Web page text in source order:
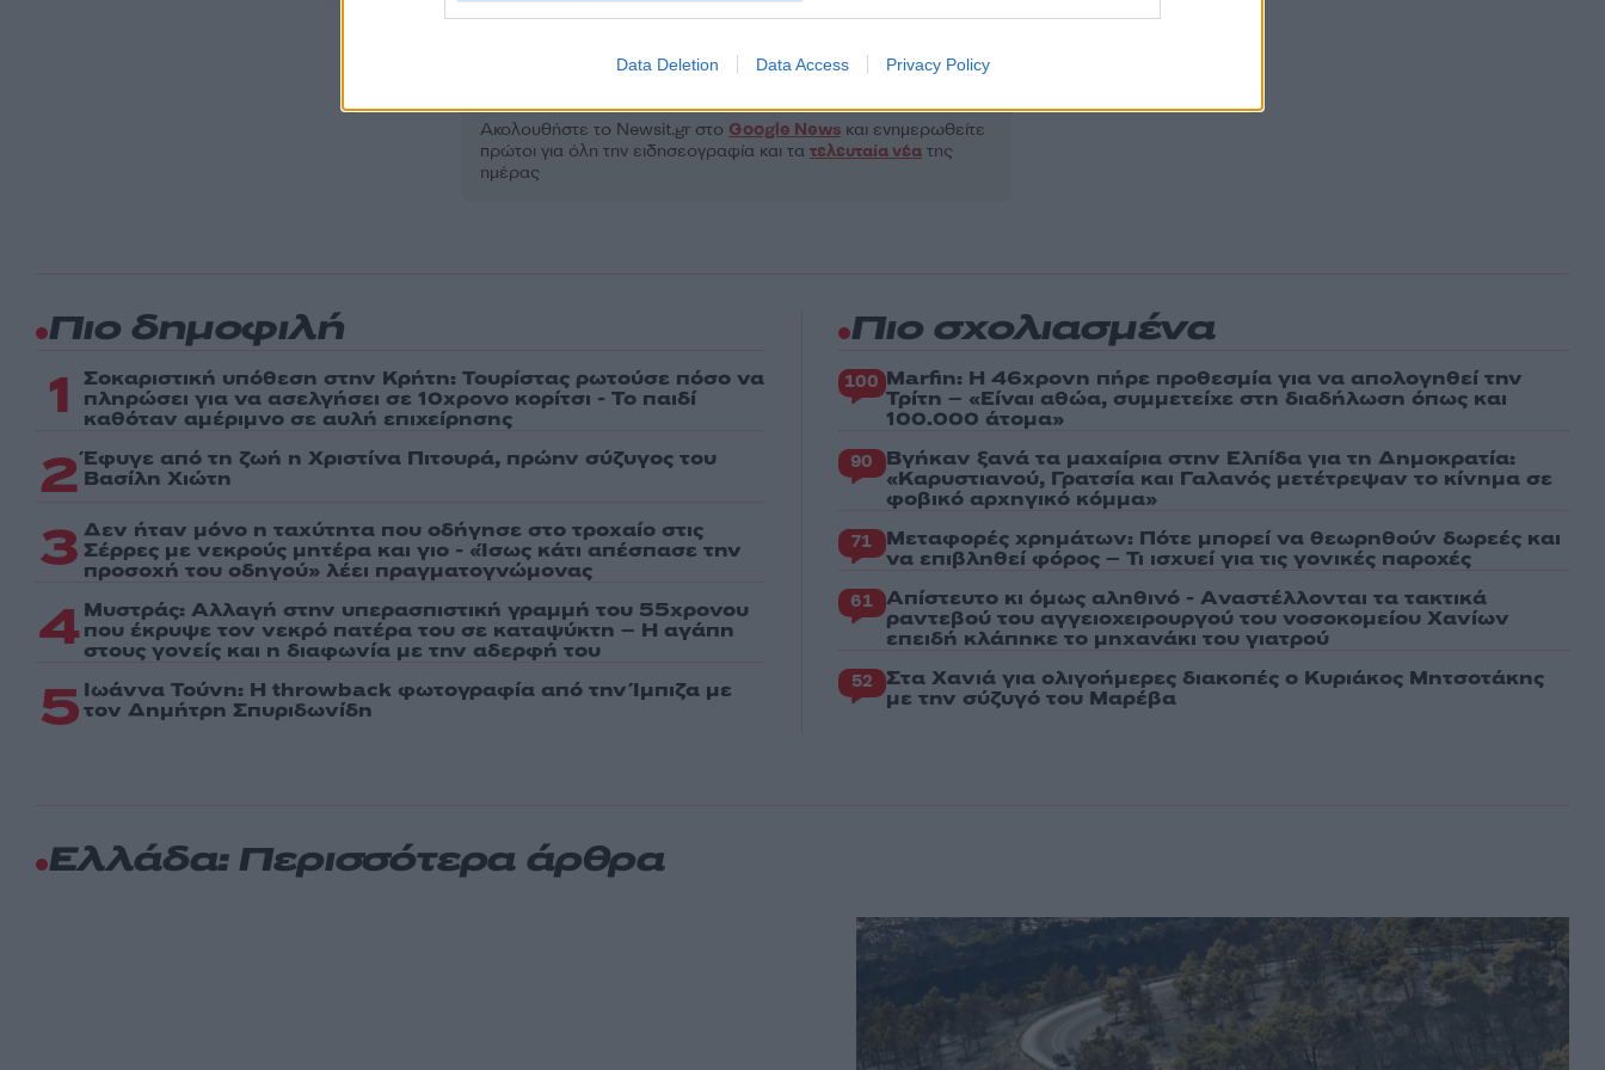
Data Deletion Data Access Privacy Policy
ΕΞΑΦΑΝΙΣΗ
ΠΑΤΗΣΙΑ ΧΑΜΟΓΕΛΟ ΤΟΥ ΠΑΙΔΙΟΥ
Share:
Ακολουθήστε το Νewsit.gr στο Google Newsκαι ενημερωθείτε
πρώτοι για όλη την ειδησεογραφία και τα τελευταία νέατης
ημέρας
Πιο δημοφιλή
1 Σοκαριστική υπόθεση στην Κρήτη: Τουρίστας ρωτούσε πόσο να
πληρώσει για να ασελγήσει σε 10χρονο κορίτσι - Το παιδί
καθόταν αμέριμνο σε αυλή επιχείρησης
2 Έφυγε από τη ζωή η Χριστίνα Πιτουρά, πρώην σύζυγος του
Βασίλη Χιώτη
3 Δεν ήταν μόνο η ταχύτητα που οδήγησε στο τροχαίο στις
Σέρρες με νεκρούς μητέρα και γιο - «Ίσως κάτι απέσπασε την
προσοχή του οδηγού» λέει πραγματογνώμονας
4 Μυστράς: Αλλαγή στην υπερασπιστική γραμμή του 55χρονου
που έκρυψε τον νεκρό πατέρα του σε καταψύκτη – Η αγάπη
στους γονείς και η διαφωνία με την αδερφή του
5 Ιωάννα Τούνη: Η throwback φωτογραφία από την Ίμπιζα με
τον Δημήτρη Σπυριδωνίδη
Πιο σχολιασμένα
100 Marfin: Η 46χρονη πήρε προθεσμία για να απολογηθεί την
Τρίτη – «Είναι αθώα, συμμετείχε στη διαδήλωση όπως και
100.000 άτομα»
90 Βγήκαν ξανά τα μαχαίρια στην Ελπίδα για τη Δημοκρατία:
«Καρυστιανού, Γρατσία και Γαλανός μετέτρεψαν το κίνημα σε
φοβικό αρχηγικό κόμμα»
71 Μεταφορές χρημάτων: Πότε μπορεί να θεωρηθούν δωρεές και
να επιβληθεί φόρος – Τι ισχυεί για τις γονικές παροχές
61 Απίστευτο κι όμως αληθινό - Aναστέλλονται τα τακτικά
ραντεβού του αγγειοχειρουργού του νοσοκομείου Χανίων
επειδή κλάπηκε το μηχανάκι του γιατρού
52 Στα Χανιά για ολιγοήμερες διακοπές ο Κυριάκος Μητσοτάκης
με την σύζυγό του Μαρέβα
Ελλάδα: Περισσότερα άρθρα